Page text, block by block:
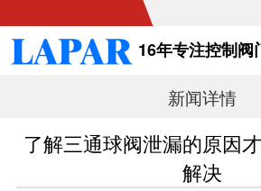
16年专注控制阀
新闻详情
了解三通球阀泄漏的原因
解决